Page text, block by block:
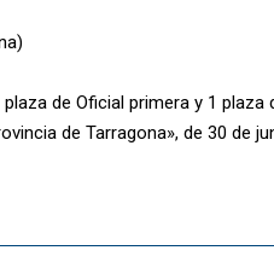
de Oficial primera y 1 plaza
de Tarragona», de 30 de